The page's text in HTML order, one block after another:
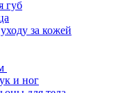
губ
за кожей
и ног